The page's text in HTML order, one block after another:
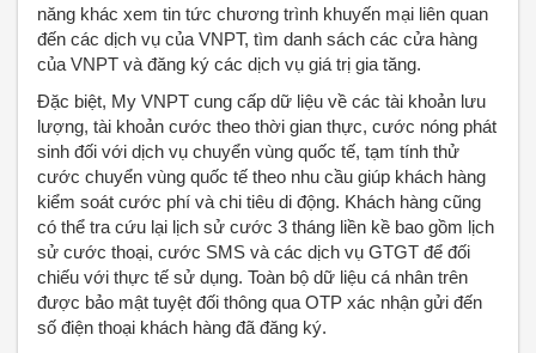
năng khác xem tin tức chương trình khuyến mại liên quan
đến các dịch vụ của VNPT, tìm danh sách các cửa hàng
của VNPT và đăng ký các dịch vụ giá trị gia tăng.
Đặc biệt, My VNPT cung cấp dữ liệu về các tài khoản lưu
lượng, tài khoản cước theo thời gian thực, cước nóng phát
sinh đối với dịch vụ chuyển vùng quốc tế, tạm tính thử
cước chuyển vùng quốc tế theo nhu cầu giúp khách hàng
kiểm soát cước phí và chi tiêu di động. Khách hàng cũng
có thể tra cứu lại lịch sử cước 3 tháng liền kề bao gồm lịch
sử cước thoại, cước SMS và các dịch vụ GTGT để đối
chiếu với thực tế sử dụng. Toàn bộ dữ liệu cá nhân trên
được bảo mật tuyệt đối thông qua OTP xác nhận gửi đến
số điện thoại khách hàng đã đăng ký.